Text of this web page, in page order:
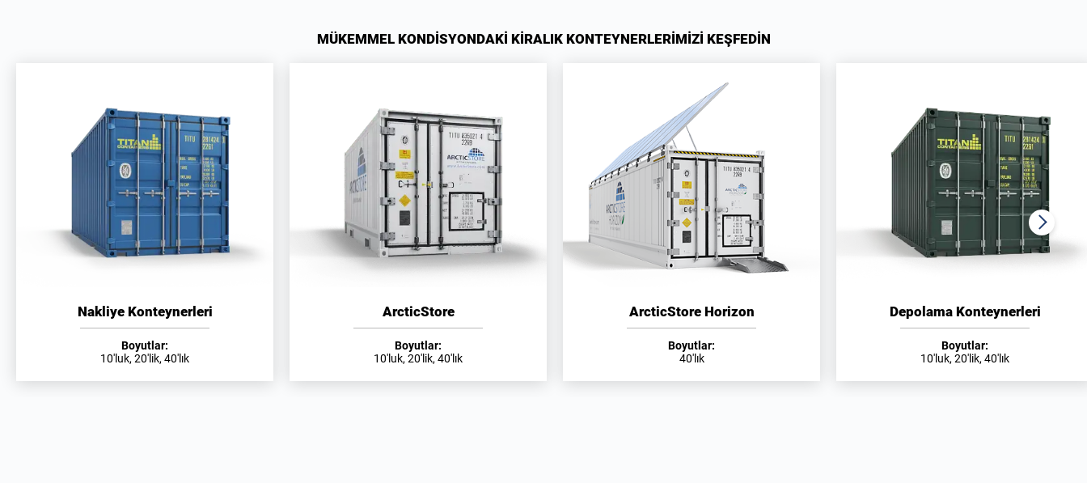
MÜKEMMEL KONDİSYONDAKİ KİRALIK KONTEYNERLERİMİZİ KEŞFEDİN
Nakliye Konteynerleri
Boyutlar:
10'luk, 20'lik, 40'lık
ArcticStore
Boyutlar:
10'luk, 20'lik, 40'lık
ArcticStore Horizon
Boyutlar:
40'lık
Depolama Konteynerleri
Boyutlar:
10'luk, 20'lik, 40'lık